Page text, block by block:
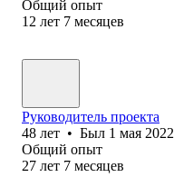
Общий опыт
12 лет 7 месяцев
Руководитель проекта
48 лет • Был 1 мая 2022
Общий опыт
27 лет 7 месяцев